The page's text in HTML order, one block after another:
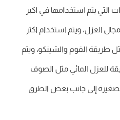
التي يتم استخدامها في اكبر
العزل، ويتم استخدام اكثر
طريقة الفوم والشينكو، ويتم
للعزل المائي مثل الصوف
الصغيرة إلى جانب بعض الطرق